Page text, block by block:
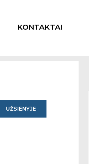
KONTAKTAI
UŽSIENYJE